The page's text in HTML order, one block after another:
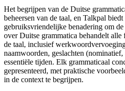
Het begrijpen van de Duitse
beheersen van de taal, en Talkpal
gebruiksvriendelijke benadering om
over Duitse grammatica behandelt alle
de taal, inclusief
naamwoorden, geslachten
essentiële tijden. Elk grammaticaal
gepresenteerd, met praktische
in de context te begrijpen.